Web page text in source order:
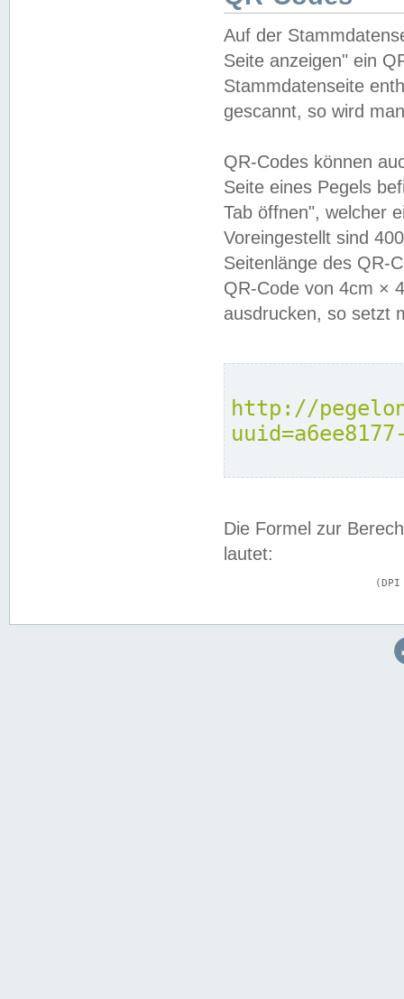
Auf der
Seite anzeigen" ein
Stammdatenseite
gescannt, so wird
QR-Codes können
Seite eines Pegels
Tab öffnen", welcher
Voreingestellt sind
Seitenlänge des QR-
QR-Code von 4cm ×
ausdrucken, so setzt
http://
Die Formel zur
lautet: